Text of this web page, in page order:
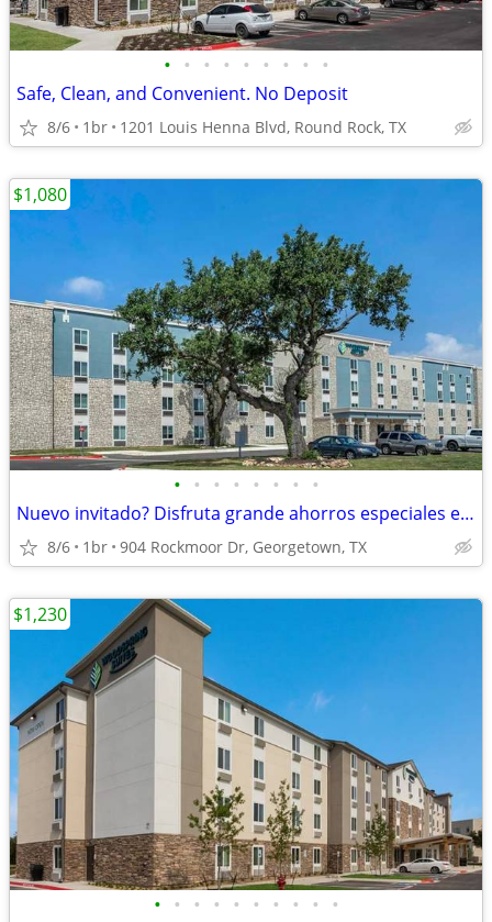
• • • • • • • • •
Safe, Clean, and Convenient. No Deposit
8/6 1br 1201 Louis Henna Blvd, Round Rock, TX
• • • • • • • •
Nuevo invitado? Disfruta grande ahorros especiales en el primer mes!
8/6 1br 904 Rockmoor Dr, Georgetown, TX
$1,080
• • • • • • • • • •
$1,230